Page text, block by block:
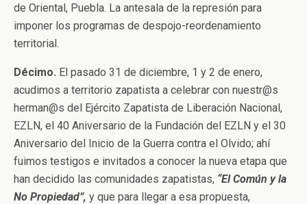
de Oriental, Puebla. La antesala de la represión para
imponer los programas de despojo-reordenamiento
territorial.
Décimo. El pasado 31 de diciembre, 1 y 2 de enero,
acudimos a territorio zapatista a celebrar con nuestr@s
herman@s del Ejército Zapatista de Liberación Nacional,
EZLN, el 40 Aniversario de la Fundación del EZLN y el 30
Aniversario del Inicio de la Guerra contra el Olvido; ahí
fuimos testigos e invitados a conocer la nueva etapa que
han decidido las comunidades zapatistas, “El Común y la
No Propiedad”, y que para llegar a esa propuesta,